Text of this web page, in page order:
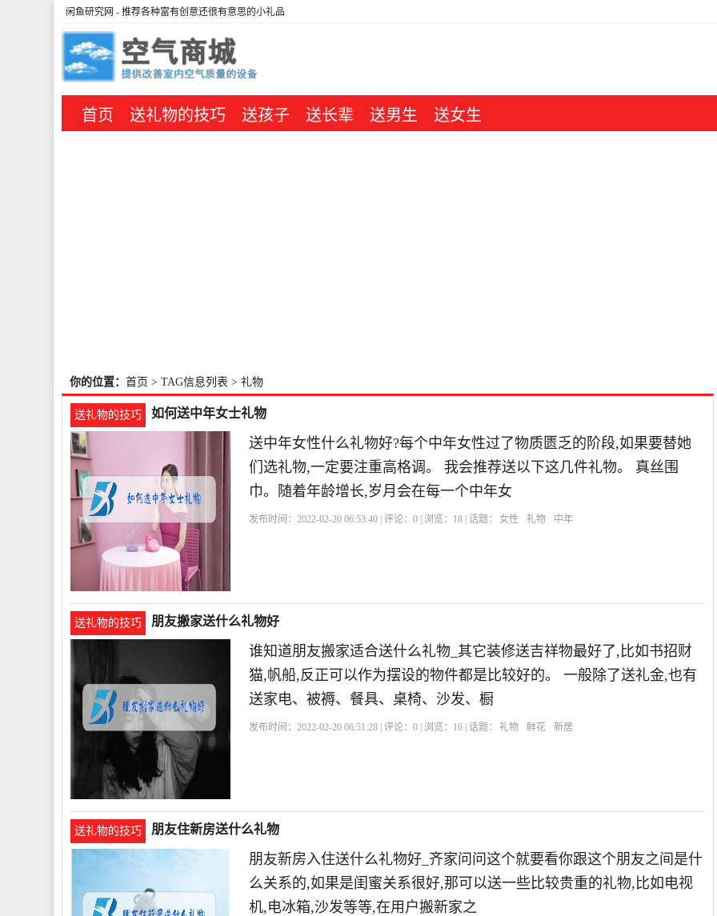
闲鱼研究网 - 推荐各种富有创意还很有意思的小礼品
首页 送礼物的技巧 送孩子 送长辈 送男生 送女生
你的位置： 首页 > TAG信息列表 > 礼物
送礼物的技巧 如何送中年女士礼物
送中年女性什么礼物好?每个中年女性过了物质匮乏的阶段,如果要替她
们选礼物,一定要注重高格调。 我会推荐送以下这几件礼物。 真丝围
巾。随着年龄增长,岁月会在每一个中年女
发布时间：2022-02-20 06:53:40 | 评论：0 | 浏览： 18 | 话题： 女性 礼物 中年
送礼物的技巧 朋友搬家送什么礼物好
谁知道朋友搬家适合送什么礼物_其它装修送吉祥物最好了,比如书招财
猫,帆船,反正可以作为摆设的物件都是比较好的。 一般除了送礼金,也有
送家电、被褥、餐具、桌椅、沙发、橱
发布时间：2022-02-20 06:51:28 | 评论：0 | 浏览： 16 | 话题： 礼物 鲜花 新居
送礼物的技巧 朋友住新房送什么礼物
朋友新房入住送什么礼物好_齐家问问这个就要看你跟这个朋友之间是什
么关系的,如果是闺蜜关系很好,那可以送一些比较贵重的礼物,比如电视
机,电冰箱,沙发等等,在用户搬新家之